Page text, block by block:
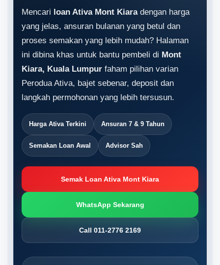
Mencari loan Ativa Mont Kiaradengan harga
yang jelas, ansuran bulanan yang betul dan
proses semakan yang lebih mudah? Halaman
ini dibina khas untuk bantu pembeli di Mont
Kiara, Kuala Lumpur faham pilihan varian
Perodua Ativa, bajet sebenar, deposit dan
langkah permohonan yang lebih tersusun.
Harga Ativa Terkini Ansuran 7 & 9 Tahun
Semakan Loan Awal Advisor Sah
Semak Loan Ativa Mont Kiara
WhatsApp Sekarang
Call 011-2776 2169